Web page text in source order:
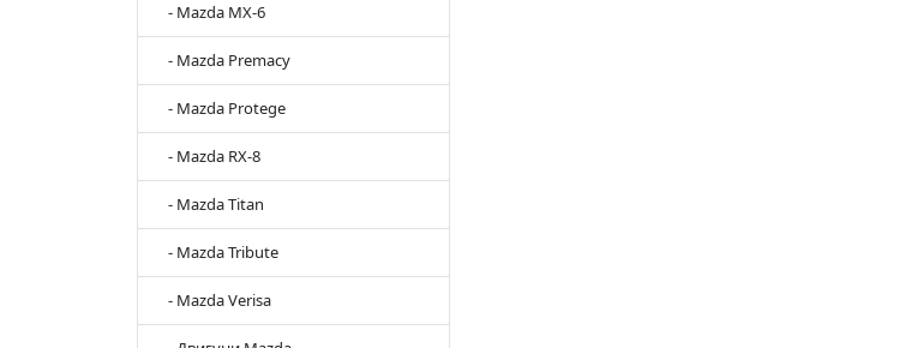
- Mazda MX-6
- Mazda Premacy
- Mazda Protege
- Mazda RX-8
- Mazda Titan
- Mazda Tribute
- Mazda Verisa